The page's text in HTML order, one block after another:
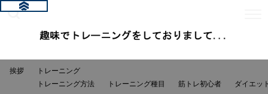
挨拶
トレーニング
トレーニング方法
トレーニング種目 筋トレ初心者 ダイエッ